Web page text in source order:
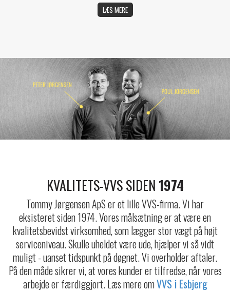
LÆS MERE
KVALITETS-VVS SIDEN 1974
Tommy Jørgensen ApS er et lille VVS-firma. Vi har
eksisteret siden 1974. Vores målsætning er at være en
kvalitetsbevidst virksomhed, som lægger stor vægt på højt
serviceniveau. Skulle uheldet være ude, hjælper vi så vidt
muligt - uanset tidspunkt på døgnet. Vi overholder aftaler.
På den måde sikrer vi, at vores kunder er tilfredse, når vores
arbejde er færdiggjort. Læs mere omVVS i Esbjerg